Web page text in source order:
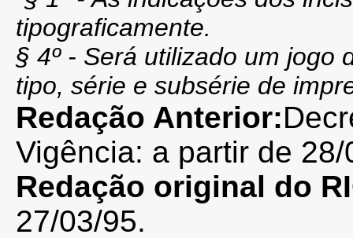
tipograficamente.
§ 4º - Será utilizado um jogo
tipo, série e subsérie de
Redação Anterior:
Vigência: a partir de 28/
Redação original do
27/03/95.